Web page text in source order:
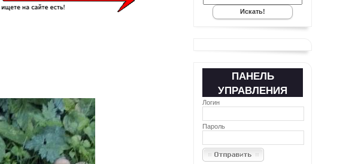
ПАНЕЛЬ
УПРАВЛЕНИЯ
Логин
Пароль